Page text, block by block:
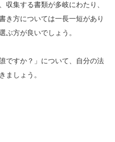
収集する書類が多岐にわたり、
き方については一長一短があり
ぶ方が良いでしょう。
ですか？」について、自分の法
ましょう。